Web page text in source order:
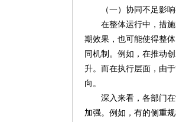
（一）协同不足影
在整体运行中，措
期效果，也可能使得整
同机制。例如，在推动
升。而在执行层面，由
向。
深入来看，各部门
加强。例如，有的侧重